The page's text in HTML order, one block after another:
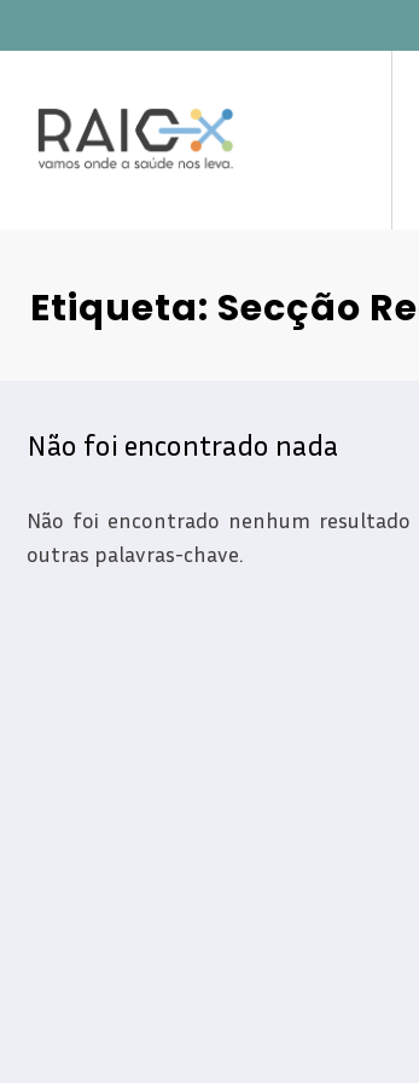
para
conteúdo
Etiqueta: Secção
Não foi encontrado nada
Não foi encontrado nenhum
outras palavras-chave.